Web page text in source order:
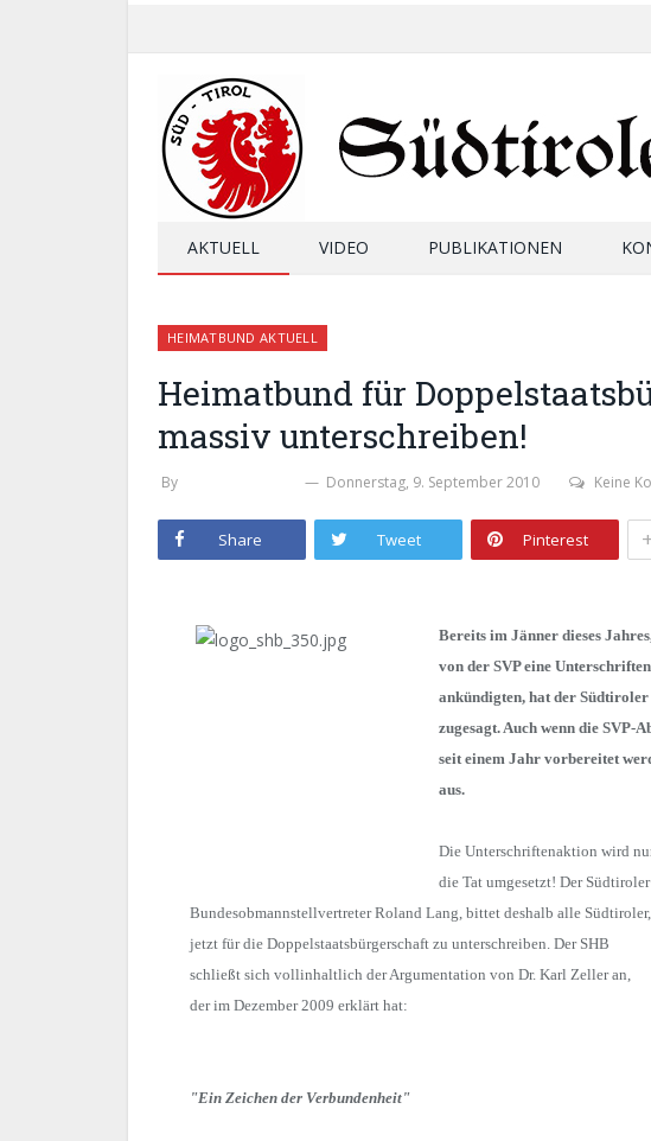
AKTUELL VIDEO PUBLIKATIONEN
HEIMATBUND AKTUELL
Heimatbund für
massiv unterschreiben!
By Donnerstag, 9. September 2010 Keine
Share Tweet Pinterest +
Bereits im Jänner dieses
von der SVP eine
ankündigten, hat der
zugesagt. Auch wenn die SVP-
seit einem Jahr vorbereitet
aus.
Die Unterschriftenaktion wird
die Tat umgesetzt! Der
Bundesobmannstellvertreter Roland Lang, bittet deshalb alle Südtiroler,
jetzt für die Doppelstaatsbürgerschaft zu unterschreiben. Der SHB
schließt sich vollinhaltlich der Argumentation von Dr. Karl Zeller an,
der im Dezember 2009 erklärt hat:
"Ein Zeichen der Verbundenheit"